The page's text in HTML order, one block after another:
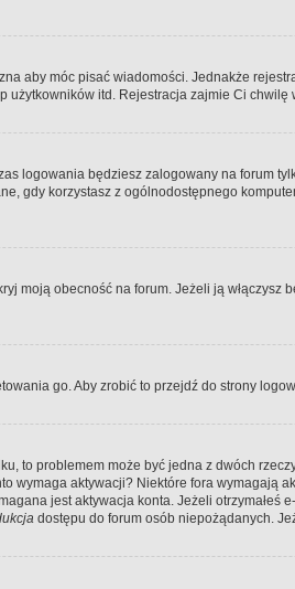
aby móc pisać wiadomości. Jednakże
itd. Rejestracja zajmie Ci chwilę
logowania będziesz zalogowany na forum
gdy korzystasz z ogólnodostępnego
moją obecność na forum. Jeżeli ją
go. Aby zrobić to przejdź do strony
to problemem może być jedna z dwóch
wymaga aktywacji? Niektóre fora wymagają
jest aktywacja konta. Jeżeli
dostępu do forum osób niepożądanych.